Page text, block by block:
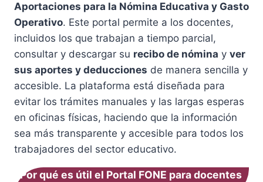
Aportaciones para la Nómina Educativa y Gasto
Operativo. Este portal permite a los docentes,
incluidos los que trabajan a tiempo parcial,
consultar y descargar su recibo de nómina y ver
sus aportes y deducciones de manera sencilla y
accesible. La plataforma está diseñada para
evitar los trámites manuales y las largas esperas
en oficinas físicas, haciendo que la información
sea más transparente y accesible para todos los
trabajadores del sector educativo.
¿Por qué es útil el Portal FONE para docentes